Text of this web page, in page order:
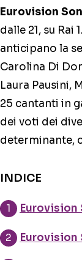
Eurovision
dalle 21, su
anticipano la
Carolina Di
Laura Pausini,
25 cantanti in
dei voti dei
determinante,
INDICE
Eurovision